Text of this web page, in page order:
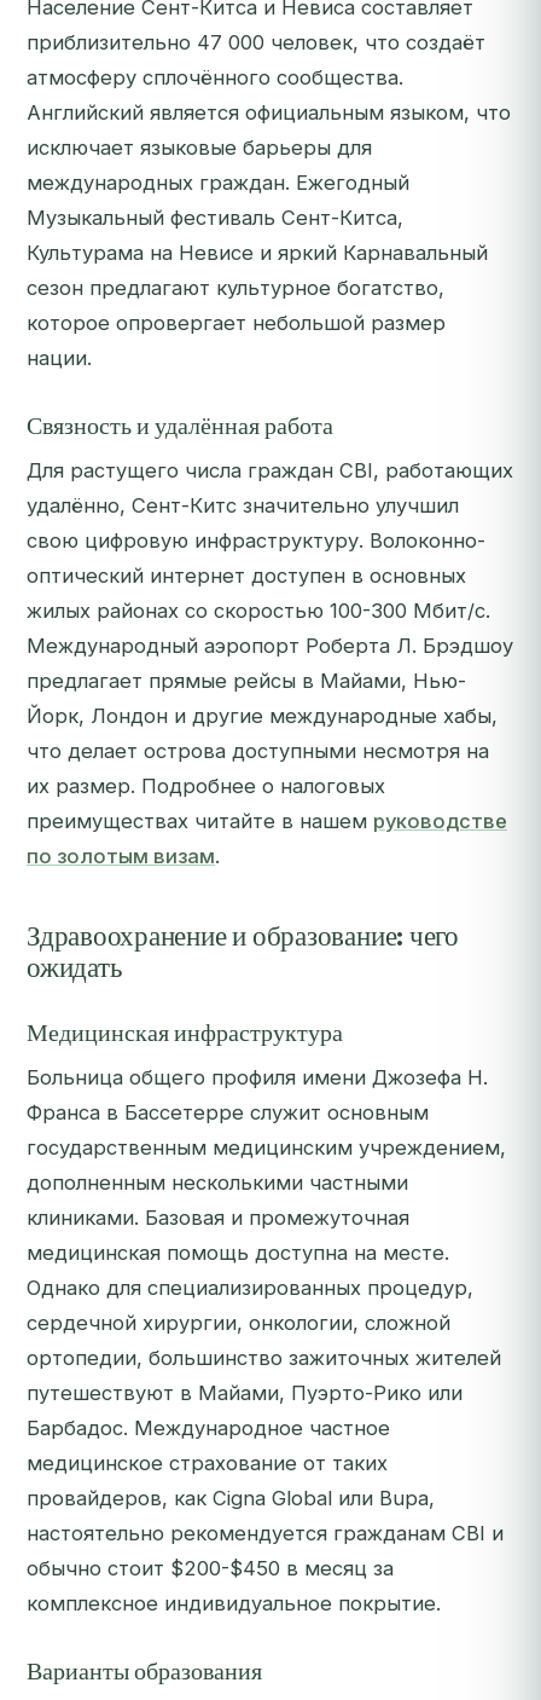
Население Сент-Китса и Невиса составляет
приблизительно 47 000 человек, что создаёт
атмосферу сплочённого сообщества.
Английский является официальным языком, что
исключает языковые барьеры для
международных граждан. Ежегодный
Музыкальный фестиваль Сент-Китса,
Культурама на Невисе и яркий Карнавальный
сезон предлагают культурное богатство,
которое опровергает небольшой размер
нации.
Связность и удалённая работа
Для растущего числа граждан CBI, работающих
удалённо, Сент-Китс значительно улучшил
свою цифровую инфраструктуру. Волоконно-
оптический интернет доступен в основных
жилых районах со скоростью 100-300 Мбит/с.
Международный аэропорт Роберта Л. Брэдшоу
предлагает прямые рейсы в Майами, Нью-
Йорк, Лондон и другие международные хабы,
что делает острова доступными несмотря на
их размер. Подробнее о налоговых
преимуществах читайте в нашем руководстве
по золотым визам.
Здравоохранение и образование: чего
ожидать
Медицинская инфраструктура
Больница общего профиля имени Джозефа Н.
Франса в Бассетерре служит основным
государственным медицинским учреждением,
дополненным несколькими частными
клиниками. Базовая и промежуточная
медицинская помощь доступна на месте.
Однако для специализированных процедур,
сердечной хирургии, онкологии, сложной
ортопедии, большинство зажиточных жителей
путешествуют в Майами, Пуэрто-Рико или
Барбадос. Международное частное
медицинское страхование от таких
провайдеров, как Cigna Global или Bupa,
настоятельно рекомендуется гражданам CBI и
обычно стоит $200-$450 в месяц за
комплексное индивидуальное покрытие.
Варианты образования